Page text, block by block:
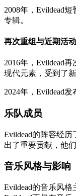
2008年，Evildead
专辑。
再次重组与近期活
2016年，Evildead
现代元素，受到了
2024年，Evildead
乐队成员
Evildead的阵容经
出了重要贡献，他
音乐风格与影响
Evildead的音乐风